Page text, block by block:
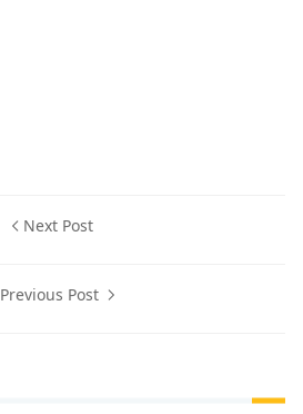
Next Post
Previous Post